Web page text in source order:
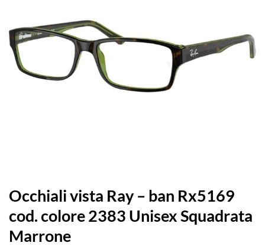
Occhiali vista Ray – ban Rx5169
cod. colore 2383 Unisex Squadrata
Marrone